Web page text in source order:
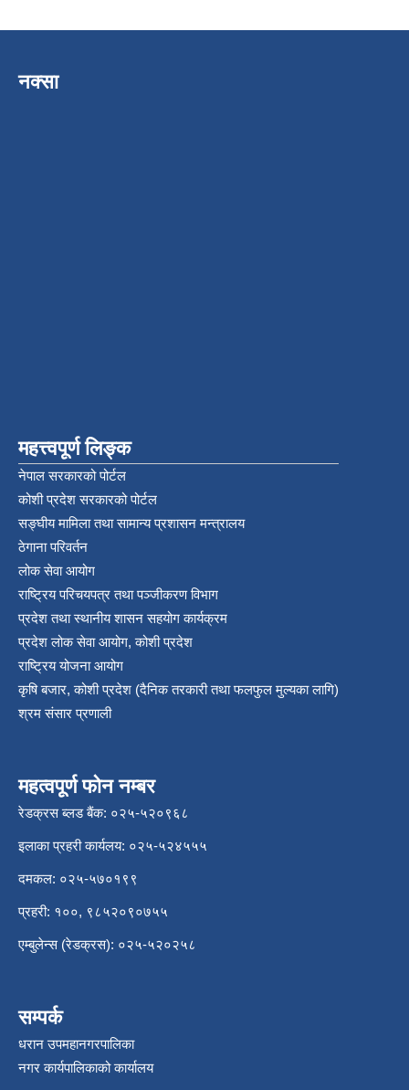
नक्सा
महत्त्वपूर्ण लिङ्क
नेपाल सरकारको पोर्टल
कोशी प्रदेश सरकारको पोर्टल
सङ्‍घीय मामिला तथा सामान्य प्रशासन मन्त्रालय
ठेगाना परिवर्तन
लोक सेवा आयोग
राष्ट्रिय परिचयपत्र तथा पञ्‍जीकरण विभाग
प्रदेश तथा स्थानीय शासन सहयोग कार्यक्रम
प्रदेश लोक सेवा आयोग, कोशी प्रदेश
राष्ट्रिय योजना आयोग
कृषि बजार, कोशी प्रदेश (दैनिक तरकारी तथा फलफुल मुल्यका लागि)
श्रम संसार प्रणाली
महत्वपूर्ण फोन नम्बर
रेडक्रस ब्लड बैंक: ०२५-५२०९६८
इलाका प्रहरी कार्यलय: ०२५-५२४५५५
दमकल: ०२५-५७०१९९
प्रहरी: १००, ९८५२०९०७५५
एम्बुलेन्स (रेडक्रस): ०२५-५२०२५८
सम्पर्क
धरान उपमहानगरपालिका
नगर कार्यपालिकाको कार्यालय